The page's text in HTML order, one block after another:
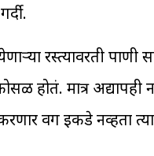
रस्त्यावरती
होतं. मात्र अद्यापही
वर्ग इकडे नव्हता